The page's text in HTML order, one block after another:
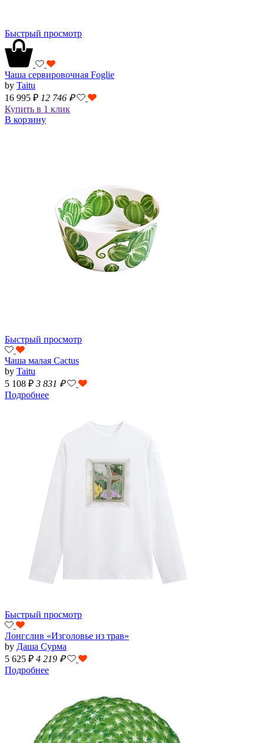
Быстрый просмотр
Чаша сервировочная Foglie
by Taitu
16 995 ₽ 12 746 ₽
Купить в 1 клик
В корзину
Быстрый просмотр
Чаша малая Cactus
by Taitu
5 108 ₽ 3 831 ₽
Подробнее
Быстрый просмотр
Лонгслив «Изголовье из трав»
by Даша Сурма
5 625 ₽ 4 219 ₽
Подробнее